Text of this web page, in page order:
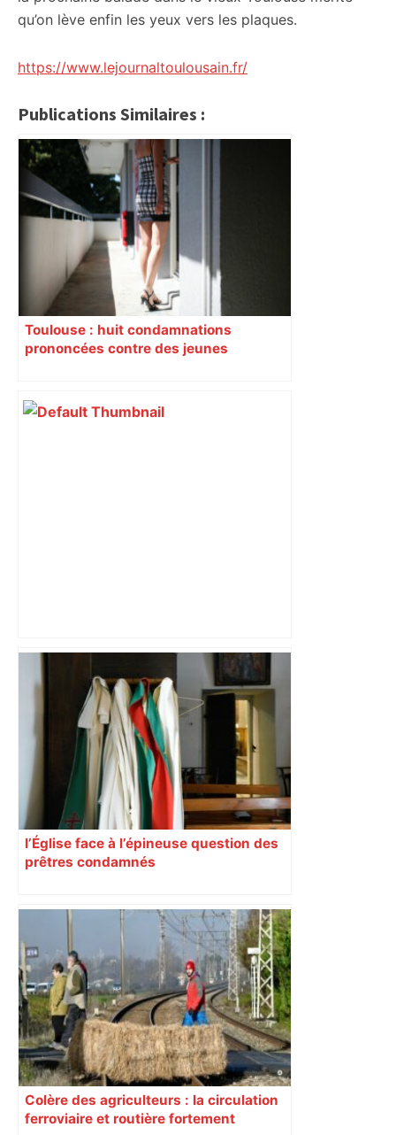
qu’on lève enfin les yeux vers les plaques.
https://www.lejournaltoulousain.fr/
Publications Similaires :
Toulouse : huit condamnations
prononcées contre des jeunes
Près de Toulouse : dans cette zone
économique, un axe majeur va être
fermé en fin de soirée, voici les
déviations – Actu.fr
l’Église face à l’épineuse question des
prêtres condamnés
Colère des agriculteurs : la circulation
ferroviaire et routière fortement